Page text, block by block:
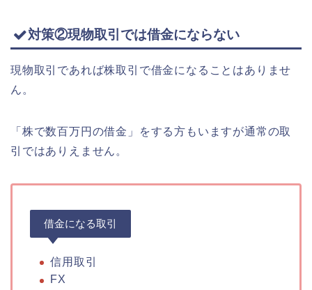
対策②現物取引では借金にならない
現物取引であれば株取引で借金になることはありませ
ん。
「株で数百万円の借金」をする方もいますが通常の取
引ではありえません。
借金になる取引
信用取引
FX